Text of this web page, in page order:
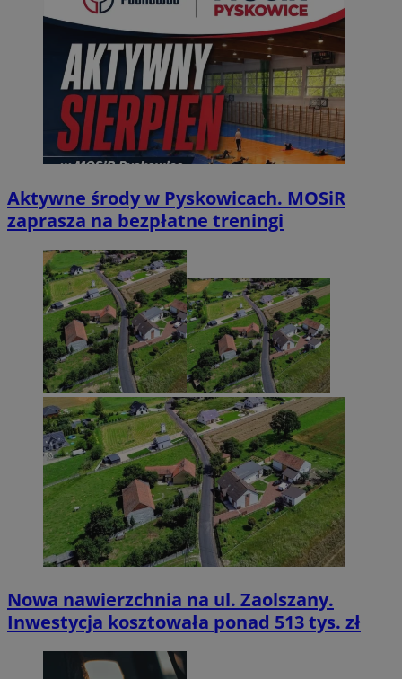
Aktywne środy w Pyskowicach. MOSiR
zaprasza na bezpłatne treningi
Nowa nawierzchnia na ul. Zaolszany.
Inwestycja kosztowała ponad 513 tys. zł